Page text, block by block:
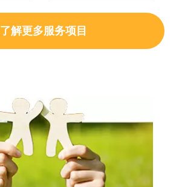
了解更多服务项目